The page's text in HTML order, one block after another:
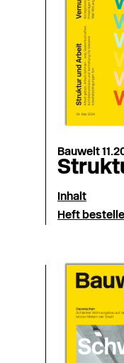
Bauwelt
Inhalt
Heft